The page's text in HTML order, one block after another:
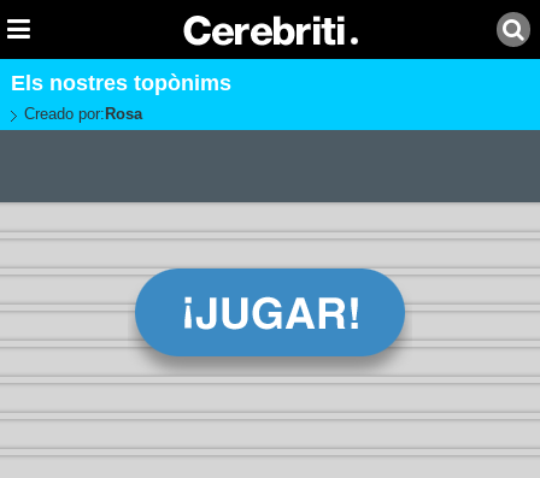
Els nostres topònims
Creado por: Rosa